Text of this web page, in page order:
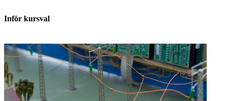
Inför kursval